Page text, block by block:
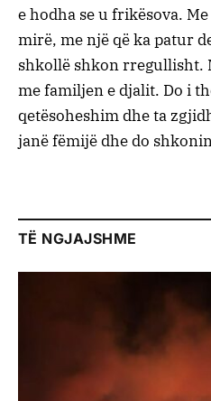
e hodha se u frikësova.
mirë, me një që ka patur
shkollë shkon rregullisht.
me familjen e djalit. Do i
qetësoheshim dhe ta
janë fëmijë dhe do
TË NGJAJSHME